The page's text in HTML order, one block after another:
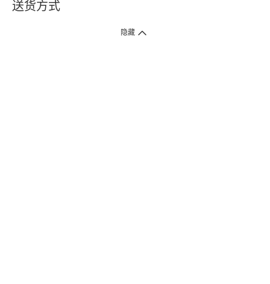
送货方式
1. 送货到府（受卫生署条例规管产品除外 ）
隐藏